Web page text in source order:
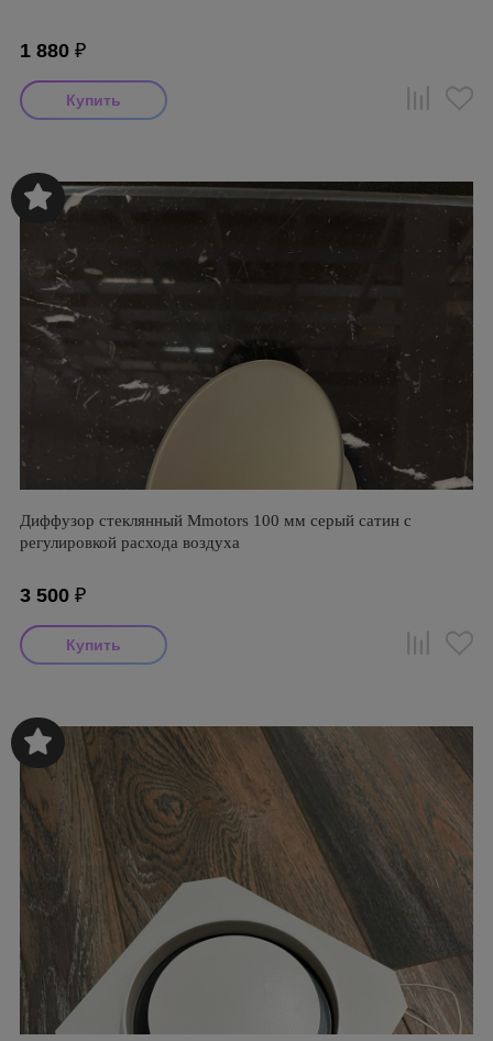
1 880 ₽
Диффузор стеклянный Mmotors 100 мм серый сатин с
регулировкой расхода воздуха
3 500 ₽